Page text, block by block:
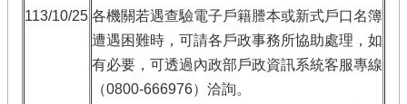
113/10/25 各機關若遇查驗電子戶籍謄本或新式戶口名簿
遭遇困難時，可請各戶政事務所協助處理，如
有必要，可透過內政部戶政資訊系統客服專線
（0800-666976）洽詢。